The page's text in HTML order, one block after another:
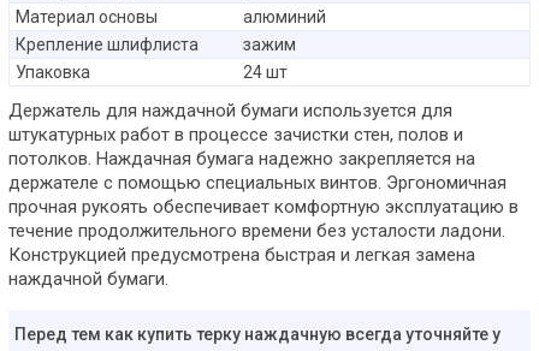
Материал основы
алюминий
Крепление шлифлиста
зажим
Упаковка
24 шт
Держатель для наждачной бумаги используется для
штукатурных работ в процессе зачистки стен, полов и
потолков. Наждачная бумага надежно закрепляется на
держателе с помощью специальных винтов. Эргономичная
прочная рукоять обеспечивает комфортную эксплуатацию в
течение продолжительного времени без усталости ладони.
Конструкцией предусмотрена быстрая и легкая замена
наждачной бумаги.
Перед тем как купить терку наждачную всегда уточняйте у